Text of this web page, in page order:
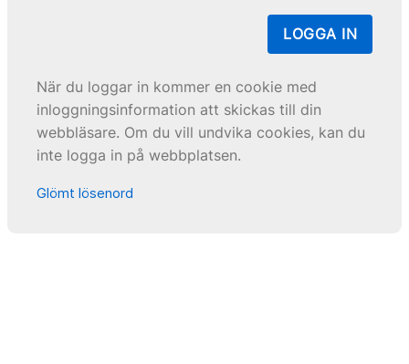
LOGGA IN
När du loggar in kommer en cookie med
inloggningsinformation att skickas till din
webbläsare. Om du vill undvika cookies, kan du
inte logga in på webbplatsen.
Glömt lösenord